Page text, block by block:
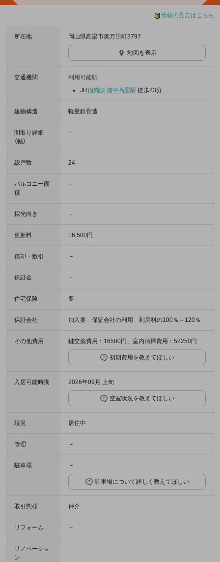
情報の見方はこちら
所在地 岡山県高梁市奥万田町3797
地図を表示
交通機関
利用可能駅
JR伯備線 備中高梁駅 徒歩23分
建物構造 軽量鉄骨造
間取り詳細
（帖）
－
総戸数 24
バルコニー面
積
－
採光向き －
更新料 16,500円
償却・敷引 －
保証金 －
住宅保険 要
保証会社 加入要 保証会社の利用 利用料の100％～120％
その他費用 鍵交換費用：16500円、室内清掃費用：52250円
初期費用を教えてほしい
入居可能時期 2026年09月 上旬
空室状況を教えてほしい
現況 居住中
管理 －
駐車場 －
駐車場について詳しく教えてほしい
取引態様 仲介
リフォーム －
リノベーショ
ン
－